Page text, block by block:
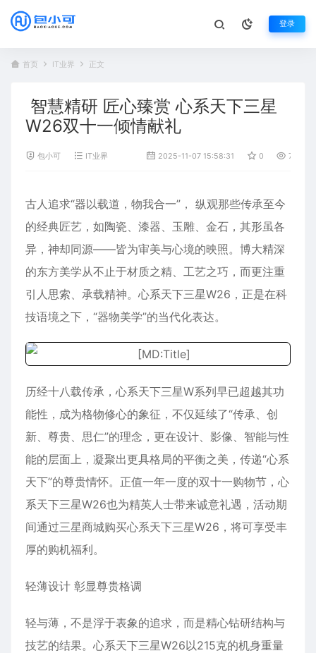
登录
首页 IT业界 正文
智慧精研 匠心臻赏 心系天下三星
W26双十一倾情献礼
包小可 IT业界 2025-11-07 15:58:31 0 772
古人追求“器以载道，物我合一”， 纵观那些传承至今
的经典匠艺，如陶瓷、漆器、玉雕、金石，其形虽各
异，神却同源——皆为审美与心境的映照。博大精深
的东方美学从不止于材质之精、工艺之巧，而更注重
引人思索、承载精神。心系天下三星W26，正是在科
技语境之下，“器物美学”的当代化表达。
历经十八载传承，心系天下三星W系列早已超越其功
能性，成为格物修心的象征，不仅延续了“传承、创
新、尊贵、思仁”的理念，更在设计、影像、智能与性
能的层面上，凝聚出更具格局的平衡之美，传递“心系
天下”的尊贵情怀。正值一年一度的双十一购物节，心
系天下三星W26也为精英人士带来诚意礼遇，活动期
间通过三星商城购买心系天下三星W26，将可享受丰
厚的购机福利。
轻薄设计 彰显尊贵格调
轻与薄，不是浮于表象的追求，而是精心钻研结构与
技艺的结果。心系天下三星W26以215克的机身重量